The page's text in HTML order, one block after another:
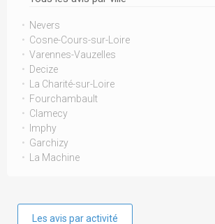
Nevers
Cosne-Cours-sur-Loire
Varennes-Vauzelles
Decize
La Charité-sur-Loire
Fourchambault
Clamecy
Imphy
Garchizy
La Machine
Les avis par activité